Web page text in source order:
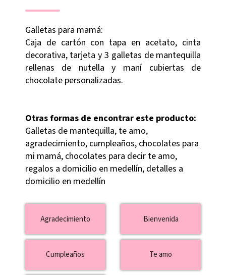
Galletas para mamá:
Caja de cartón con tapa en acetato, cinta
decorativa, tarjeta y 3 galletas de mantequilla
rellenas de nutella y maní cubiertas de
chocolate personalizadas.
Otras formas de encontrar este producto:
Galletas de mantequilla, te amo,
agradecimiento, cumpleaños, chocolates para
mi mamá, chocolates para decir te amo,
regalos a domicilio en medellín, detalles a
domicilio en medellín
Agradecimiento Bienvenida
Cumpleaños Te amo